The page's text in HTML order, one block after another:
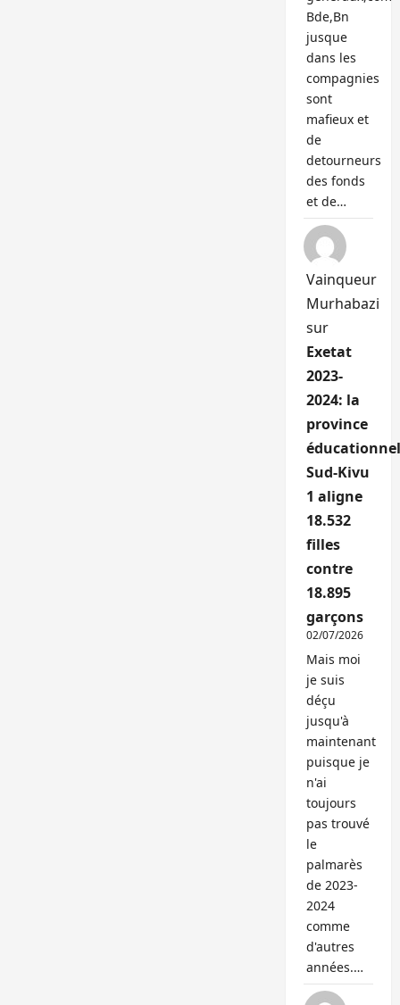
Bde,Bn
jusque
dans les
compagnies
sont
mafieux et
de
detourneurs
des fonds
et de…
Vainqueur
Murhabazi
sur
Exetat
2023-
2024: la
province
Sud-Kivu
1 aligne
18.532
filles
contre
18.895
garçons
02/07/2026
Mais moi
je suis
déçu
jusqu'à
maintenant
puisque je
n'ai
toujours
pas trouvé
le
palmarès
de 2023-
2024
comme
d'autres
années.…